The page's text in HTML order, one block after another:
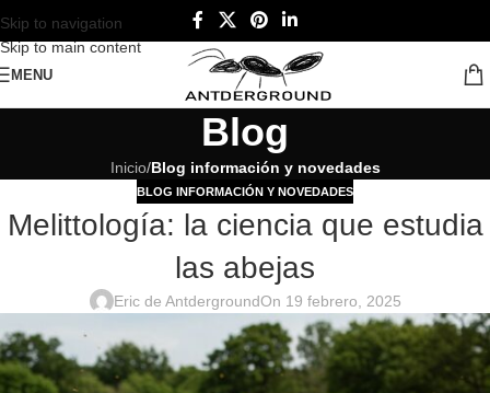
Skip to navigation
Skip to main content
MENU
Blog
Inicio/Blog información y novedades
BLOG INFORMACIÓN Y NOVEDADES
Melittología: la ciencia que estudia
las abejas
Eric de AntdergroundOn 19 febrero, 2025